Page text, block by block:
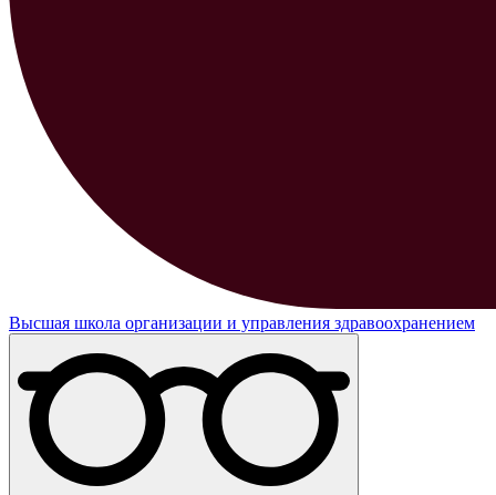
Высшая школа организации и управления здравоохранением